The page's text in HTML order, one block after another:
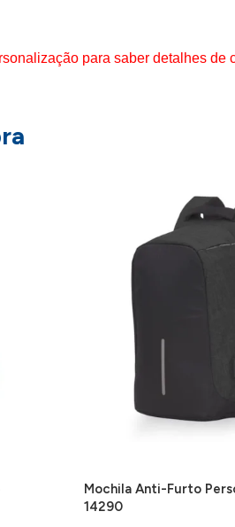
para saber detalhes de
Mochila Anti-Furto
14290